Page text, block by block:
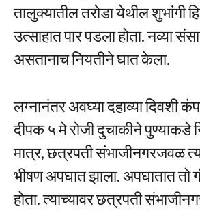
तालुक्यातील तरोडा येथील शुभांगी
उत्साहात पार पडला होता. नव्या
असतानाच नियतीने घात केला.
लग्नानंतर अवघ्या दहाव्या दिवशी
दीपक ५ मे रोजी दुचाकीने पुण्याकडे
मात्र, छत्रपती संभाजीनगरजवळ
भीषण अपघात झाला. अपघातात तो
होता. त्याच्यावर छत्रपती